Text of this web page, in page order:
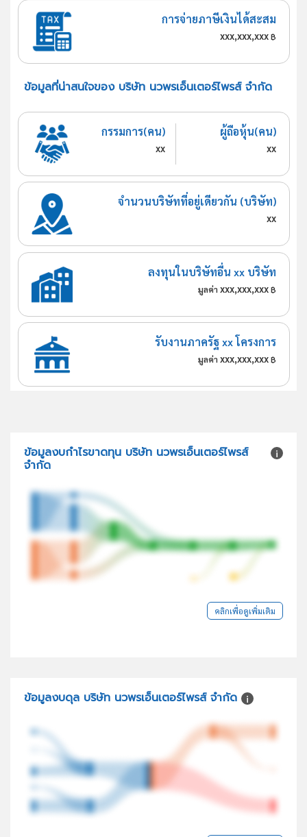
การจ่ายภาษีเงินได้สะสม
xxx,xxx,xxx฿
ข้อมูลที่น่าสนใจของ บริษัท นวพรเอ็นเตอร์ไพรส์ จำกัด
กรรมการ(คน)
xx
ผู้ถือหุ้น(คน)
xx
จำนวนบริษัทที่อยู่เดียวกัน (บริษัท)
xx
ลงทุนในบริษัทอื่น xx บริษัท
มูลค่า xxx,xxx,xxx ฿
รับงานภาครัฐ xx โครงการ
มูลค่า xxx,xxx,xxx ฿
ข้อมูลงบกำไรขาดทุน บริษัท นวพรเอ็นเตอร์ไพรส์
จำกัด
คลิกเพื่อดูเพิ่มเติม
ข้อมูลงบดุล บริษัท นวพรเอ็นเตอร์ไพรส์ จำกัด